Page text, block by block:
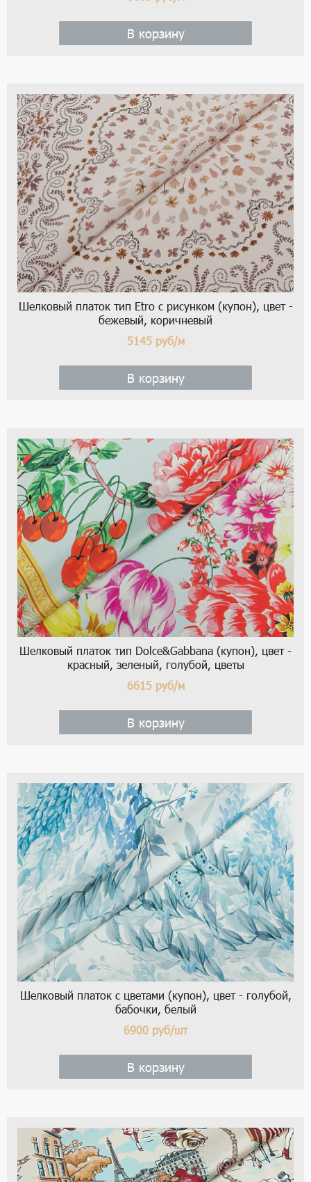
В корзину
1 / 6
Шелковый платок тип Etro с рисунком (купон), цвет -
бежевый, коричневый
5145 руб/м
В корзину
1 / 6
Шелковый платок тип Dolce&Gabbana (купон), цвет -
красный, зеленый, голубой, цветы
6615 руб/м
В корзину
1 / 6
Шелковый платок с цветами (купон), цвет - голубой,
бабочки, белый
6900 руб/шт
В корзину
1 / 6